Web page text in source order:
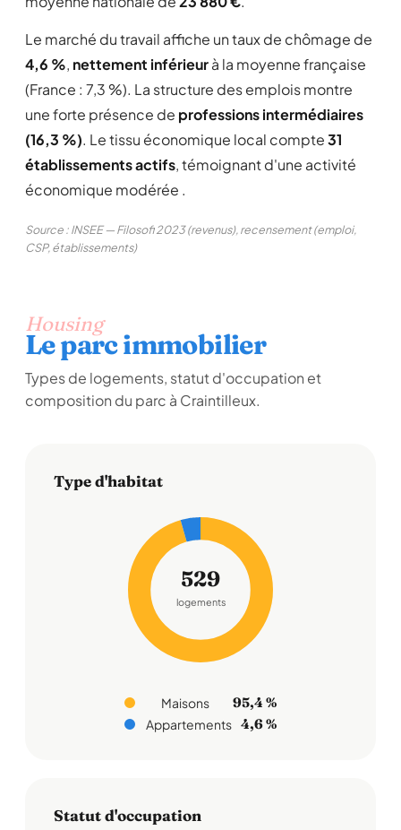
Le marché du travail affiche un taux de chômage de
4,6 %, nettement inférieurà la moyenne française
(France : 7,3 %). La structure des emplois montre
une forte présence de professions intermédiaires
(16,3 %). Le tissu économique local compte31
établissements actifs, témoignant d'une activité
économique modérée .
Source : INSEE — Filosofi 2023 (revenus), recensement (emploi,
CSP, établissements)
Housing
Le parc immobilier
Types de logements, statut d'occupation et
composition du parc à Craintilleux.
Type d'habitat
529
logements
Maisons 95,4 %
Appartements 4,6 %
Statut d'occupation